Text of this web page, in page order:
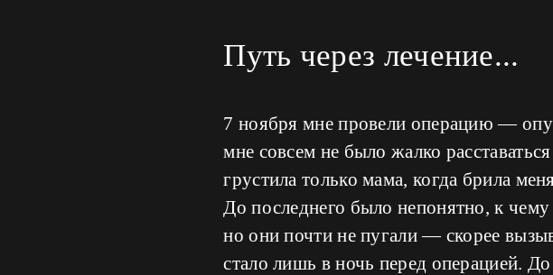
Путь через лечение...
7 ноября мне провели операцию —
мне совсем не было жалко
грустила только мама, когда брила
До последнего было непонятно, к
но они почти не пугали — скорее
стало лишь в ночь перед операцией.